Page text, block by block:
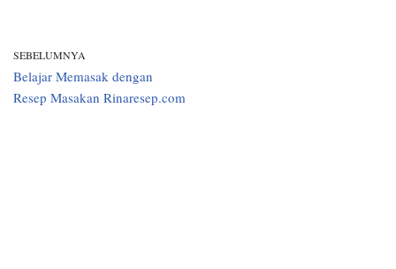
SEBELUMNYA
Belajar Memasak dengan
Resep Masakan Rinaresep.com